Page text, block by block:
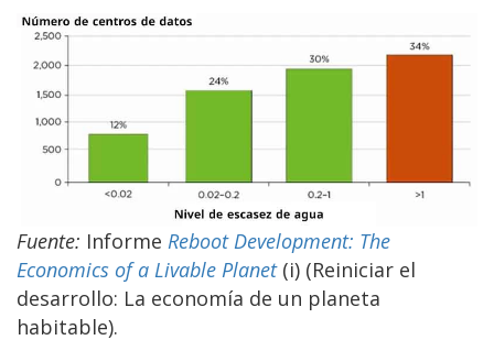
Fuente: Informe Reboot Development: The
Economics of a Livable Planet(i) (Reiniciar el
desarrollo: La economía de un planeta
habitable).